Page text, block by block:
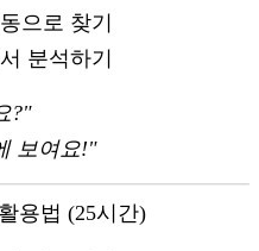
으로 찾기
분석하기
?"
보여요!"
용법 (25시간)